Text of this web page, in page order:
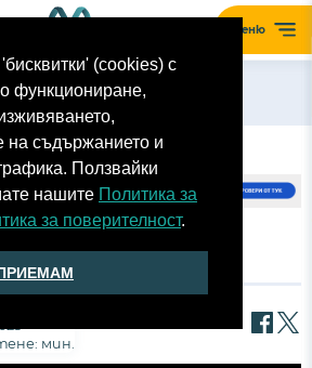
(cookies) с
функциониране,
на съдържанието и
Ползвайки
нашите Политика за
за поверителност.
Меню
4XE ПЪРВА ЧАСТ
мин.